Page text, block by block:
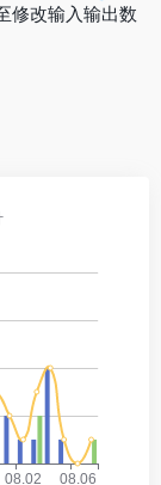
修改输入输出数